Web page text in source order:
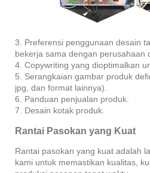
3. Preferensi penggunaan desain
bekerja sama dengan perusahaan
4. Copywriting yang dioptimalkan
5. Serangkaian gambar produk
jpg, dan format lainnya).
6. Panduan penjualan produk.
7. Desain kotak produk.
Rantai Pasokan yang Kuat
Rantai pasokan yang kuat adalah
kami untuk memastikan kualitas,